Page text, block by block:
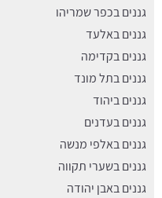
גננים בכפר שמריהו
גננים באלעד
גננים בקדימה
גננים בתל מונד
גננים ביהוד
גננים בעדנים
גננים באלפי מנשה
גננים בשערי תקווה
גננים באבן יהודה